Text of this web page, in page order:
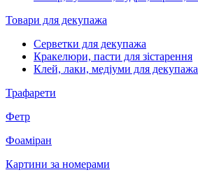
Товари для декупажа
Серветки для декупажа
Кракелюри, пасти для зістарення
Клей, лаки, медіуми для декупажа
Трафарети
Фетр
Фоаміран
Картини за номерами